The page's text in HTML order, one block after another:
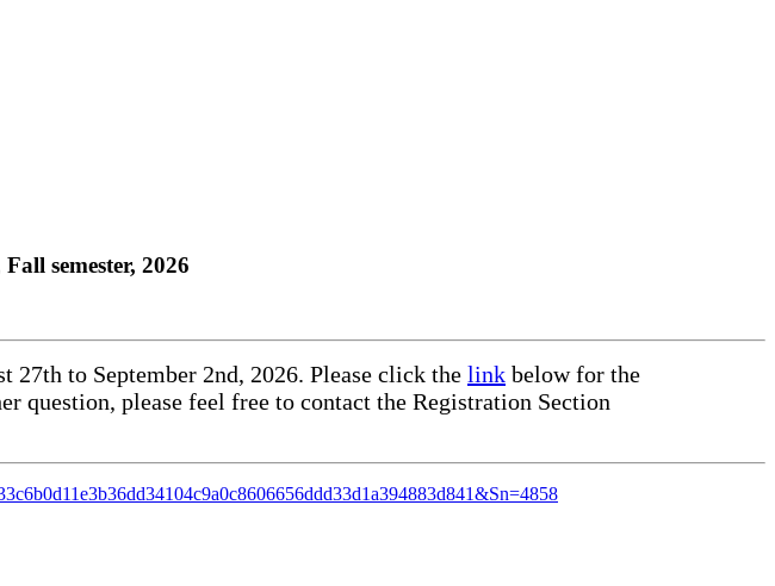
semester, 2026
to September 2nd, 2026. Please click the link below for the
question, please feel free to contact the Registration Section